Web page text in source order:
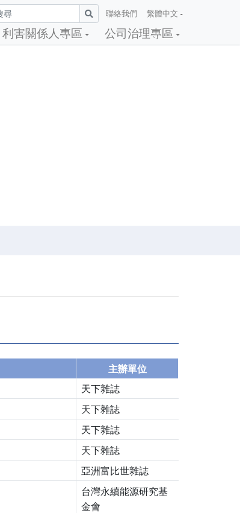
聯絡我們 繁體中文
利害關係人專區 公司治理專區
主辦單位
天下雜誌
天下雜誌
天下雜誌
天下雜誌
亞洲富比世雜誌
台灣永續能源研究基
金會